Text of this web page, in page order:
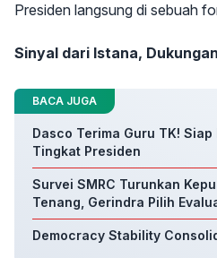
Presiden langsung di sebuah
Sinyal dari Istana,
BACA JUGA
Dasco Terima Guru TK!
Tingkat Presiden
Survei SMRC Turunkan
Tenang, Gerindra Pilih
Democracy Stability